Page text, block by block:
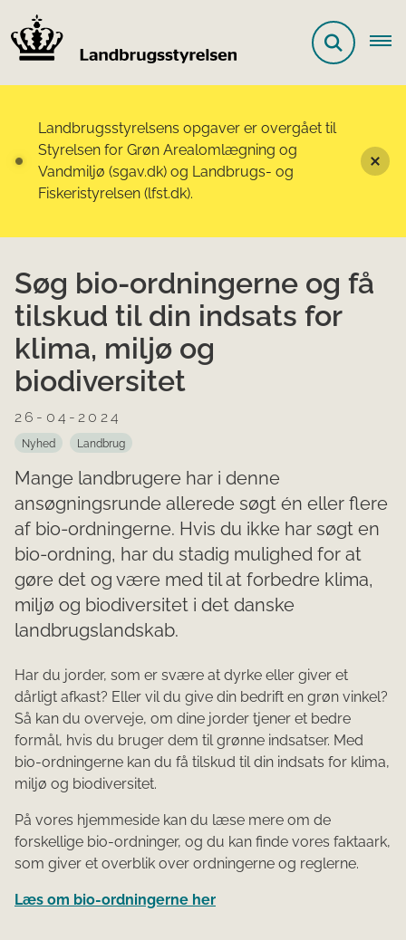
Landbrugsstyrelsens opgaver er overgået til
Styrelsen for Grøn Arealomlægning og
Vandmiljø (sgav.dk) og Landbrugs- og
Fiskeristyrelsen (lfst.dk).
Søg bio-ordningerne og få
tilskud til din indsats for
klima, miljø og
biodiversitet
26-04-2024
Nyhed Landbrug
Mange landbrugere har i denne
ansøgningsrunde allerede søgt én eller flere
af bio-ordningerne. Hvis du ikke har søgt en
bio-ordning, har du stadig mulighed for at
gøre det og være med til at forbedre klima,
miljø og biodiversitet i det danske
landbrugslandskab.
Har du jorder, som er svære at dyrke eller giver et
dårligt afkast? Eller vil du give din bedrift en grøn vinkel?
Så kan du overveje, om dine jorder tjener et bedre
formål, hvis du bruger dem til grønne indsatser. Med
bio-ordningerne kan du få tilskud til din indsats for klima,
miljø og biodiversitet.
På vores hjemmeside kan du læse mere om de
forskellige bio-ordninger, og du kan finde vores faktaark,
som giver et overblik over ordningerne og reglerne.
Læs om bio-ordningerne her